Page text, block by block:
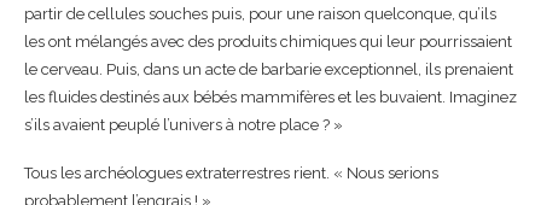
partir de cellules souches puis, pour une raison quelconque, qu’ils
les ont mélangés avec des produits chimiques qui leur pourrissaient
le cerveau. Puis, dans un acte de barbarie exceptionnel, ils prenaient
les fluides destinés aux bébés mammifères et les buvaient. Imaginez
s’ils avaient peuplé l’univers à notre place ? »
Tous les archéologues extraterrestres rient. « Nous serions
probablement l’engrais ! »